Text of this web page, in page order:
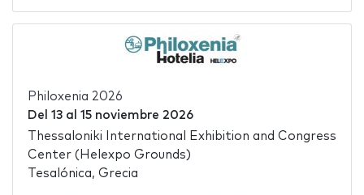
Philoxenia 2026
Del 13al 15 noviembre 2026
Thessaloniki International Exhibition and Congress
Center (Helexpo Grounds)
Tesalónica, Grecia